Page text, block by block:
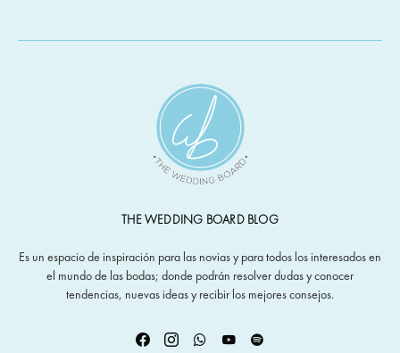
THE WEDDING BOARD BLOG
Es un espacio de inspiración para las novias y para todos los interesados en
el mundo de las bodas; donde podrán resolver dudas y conocer
tendencias, nuevas ideas y recibir los mejores consejos.